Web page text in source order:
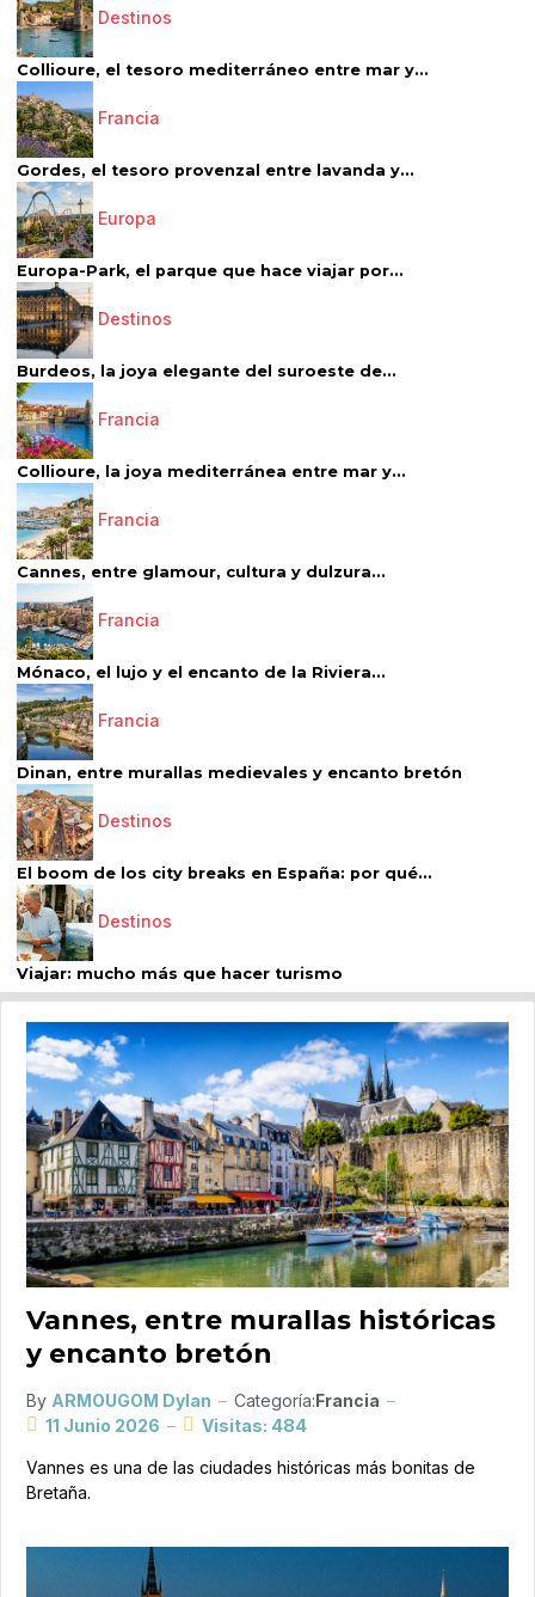
Destinos
Collioure, el tesoro mediterráneo entre mar y...
Francia
Gordes, el tesoro provenzal entre lavanda y...
Europa
Europa-Park, el parque que hace viajar por...
Destinos
Burdeos, la joya elegante del suroeste de...
Francia
Collioure, la joya mediterránea entre mar y...
Francia
Cannes, entre glamour, cultura y dulzura...
Francia
Mónaco, el lujo y el encanto de la Riviera...
Francia
Dinan, entre murallas medievales y encanto bretón
Destinos
El boom de los city breaks en España: por qué...
Destinos
Viajar: mucho más que hacer turismo
Vannes, entre murallas históricas
y encanto bretón
By ARMOUGOM Dylan Categoría:Francia
11 Junio 2026
Visitas: 484
Vannes es una de las ciudades históricas más bonitas de
Bretaña.